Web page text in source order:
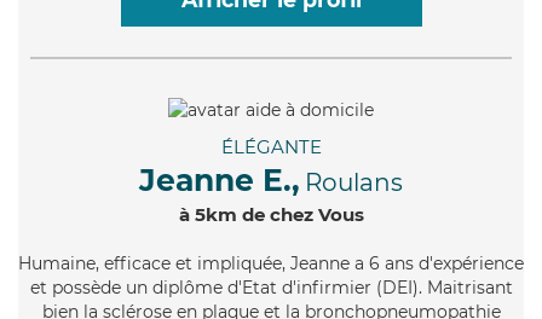
ÉLÉGANTE
Jeanne E., Roulans
à 5km de chez Vous
Humaine, efficace et impliquée, Jeanne a 6 ans d'expérience
et possède un diplôme d'Etat d'infirmier (DEI). Maitrisant
bien la sclérose en plaque et la bronchopneumopathie